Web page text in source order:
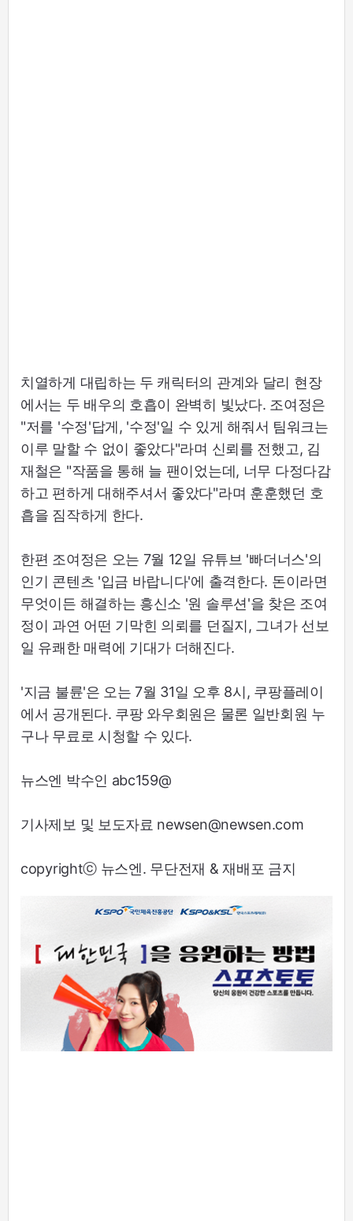
치열하게 대립하는 두 캐릭터의 관계와 달리 현장
에서는 두 배우의 호흡이 완벽히 빛났다. 조여정은
"저를 '수정'답게, '수정'일 수 있게 해줘서 팀워크는
이루 말할 수 없이 좋았다"라며 신뢰를 전했고, 김
재철은 "작품을 통해 늘 팬이었는데, 너무 다정다감
하고 편하게 대해주셔서 좋았다"라며 훈훈했던 호
흡을 짐작하게 한다.
한편 조여정은 오는 7월 12일 유튜브 '빠더너스'의
인기 콘텐츠 '입금 바랍니다'에 출격한다. 돈이라면
무엇이든 해결하는 흥신소 '원 솔루션'을 찾은 조여
정이 과연 어떤 기막힌 의뢰를 던질지, 그녀가 선보
일 유쾌한 매력에 기대가 더해진다.
'지금 불륜'은 오는 7월 31일 오후 8시, 쿠팡플레이
에서 공개된다. 쿠팡 와우회원은 물론 일반회원 누
구나 무료로 시청할 수 있다.
뉴스엔 박수인 abc159@
기사제보 및 보도자료 newsen@newsen.com
copyrightⓒ 뉴스엔. 무단전재 & 재배포 금지